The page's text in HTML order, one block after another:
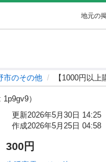
地元の
市のその他 【1000円以
1p9gv9）
更新2026年5月30日 14:25
作成2026年5月25日 04:58
300円